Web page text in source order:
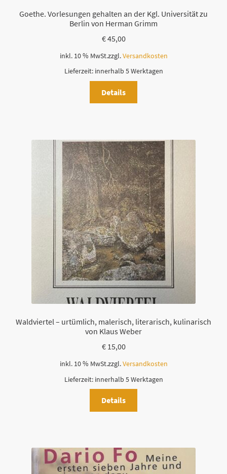
Goethe. Vorlesungen gehalten an der Kgl. Universität zu
Berlin von Herman Grimm
€45,00
inkl. 10 % MwSt.zzgl.Versandkosten
Lieferzeit: innerhalb 5 Werktagen
Details
Waldviertel – urtümlich, malerisch, literarisch, kulinarisch
von Klaus Weber
€15,00
inkl. 10 % MwSt.zzgl.Versandkosten
Lieferzeit: innerhalb 5 Werktagen
Details